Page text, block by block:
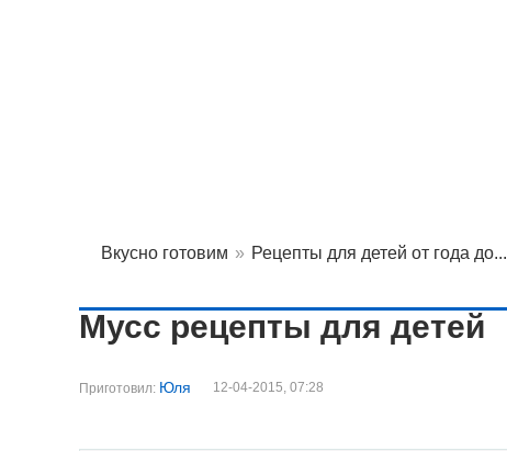
Вкусно готовим » Рецепты для детей от года до...
Мусс рецепты для детей
Приготовил: Юля 12-04-2015, 07:28